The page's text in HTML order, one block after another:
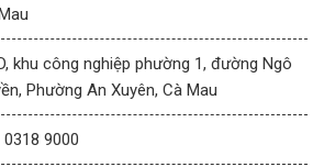
khu công nghiệp phường 1, đường Ngô
Phường An Xuyên, Cà Mau
0318 9000